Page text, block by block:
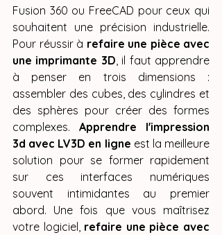
Fusion 360 ou FreeCAD pour ceux qui
souhaitent une précision industrielle.
Pour réussir à refaire une pièce avec
une imprimante 3D, il faut apprendre
à penser en trois dimensions :
assembler des cubes, des cylindres et
des sphères pour créer des formes
complexes. Apprendre l'impression
3d avec LV3D en ligne est la meilleure
solution pour se former rapidement
sur ces interfaces numériques
souvent intimidantes au premier
abord. Une fois que vous maîtrisez
votre logiciel, refaire une pièce avec